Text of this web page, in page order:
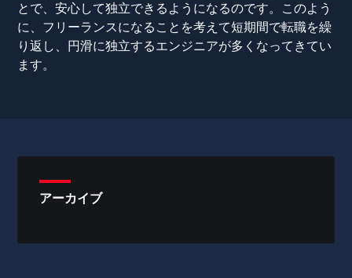
とで、安心して独立できるようになるのです。このよう
に、フリーランスになることを考えて短期間で転職を繰
り返し、円滑に独立するエンジニアが多くなってきてい
ます。
アーカイブ